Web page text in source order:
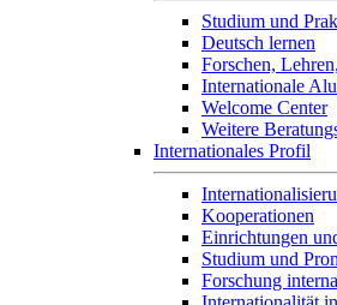
Studium und
Deutsch lernen
Forschen,
Internationale
Welcome Center
Weitere
Internationales Profil
Kooperationen
Einrichtungen
Studium und
Forschung